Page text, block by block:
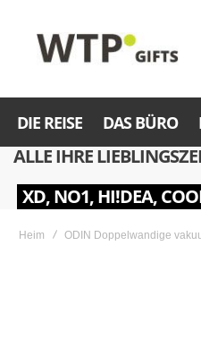
DIE REISE DAS BÜRO
ALLE IHRE
XD, NO1, HI!DEA,
Heim ODIN Doppelwandige